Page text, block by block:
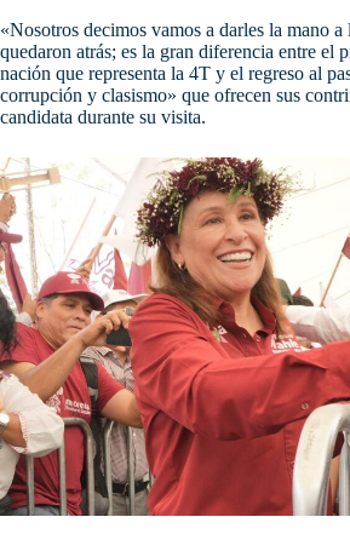
«Nosotros decimos vamos a darles la mano a
quedaron atrás; es la gran diferencia entre el
nación que representa la 4T y el regreso al
corrupción y clasismo» que ofrecen sus
candidata durante su visita.